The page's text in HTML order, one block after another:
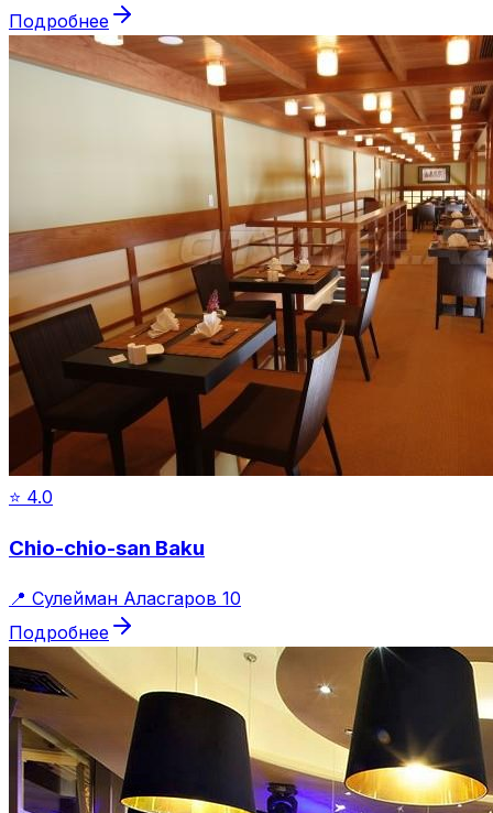
Подробнее
⭐ 4.0
Chio-chio-san Baku
📍 Сулейман Аласгаров 10
Подробнее